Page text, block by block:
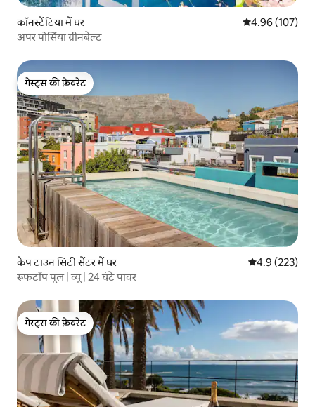
कॉनस्टेंटिया में घर औसत रेटिंग 5 में से
4.96 (107)
अपर पोर्सिया ग्रीनबेल्ट
गेस्ट्स की फ़ेवरेट
गेस्ट्स की फ़ेवरेट
केप टाउन सिटी सेंटर में घर औसत रेटिंग 5 में
4.9 (223)
रूफटॉप पूल | व्यू | 24 घंटे पावर
गेस्ट्स की फ़ेवरेट
गेस्ट्स की फ़ेवरेट